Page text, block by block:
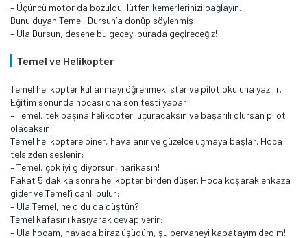
– Üçüncü motor da bozuldu, lütfen kemerlerinizi bağlayın.
Bunu duyan Temel, Dursun’a dönüp söylenmiş:
– Ula Dursun, desene bu geceyi burada geçireceğiz!
Temel ve Helikopter
Temel helikopter kullanmayı öğrenmek ister ve pilot okuluna yazılır.
Eğitim sonunda hocası ona son testi yapar:
– Temel, tek başına helikopteri uçuracaksın ve başarılı olursan pilot
olacaksın!
Temel helikoptere biner, havalanır ve güzelce uçmaya başlar. Hoca
telsizden seslenir:
– Temel, çok iyi gidiyorsun, harikasın!
Fakat 5 dakika sonra helikopter birden düşer. Hoca koşarak enkaza
gider ve Temel’i canlı bulur:
– Ula Temel, ne oldu da düştün?
Temel kafasını kaşıyarak cevap verir:
– Ula hocam, havada biraz üşüdüm, şu pervaneyi kapatayım dedim!